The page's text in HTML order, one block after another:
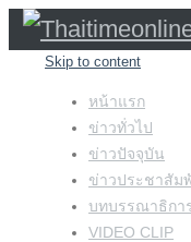
Skip to content
หน้าแรก
ข่าวทั่วไป
ข่าวปัจจุบัน
ข่าวประชาสัม
บทบรรณาธิกา
VIDEO CLIP